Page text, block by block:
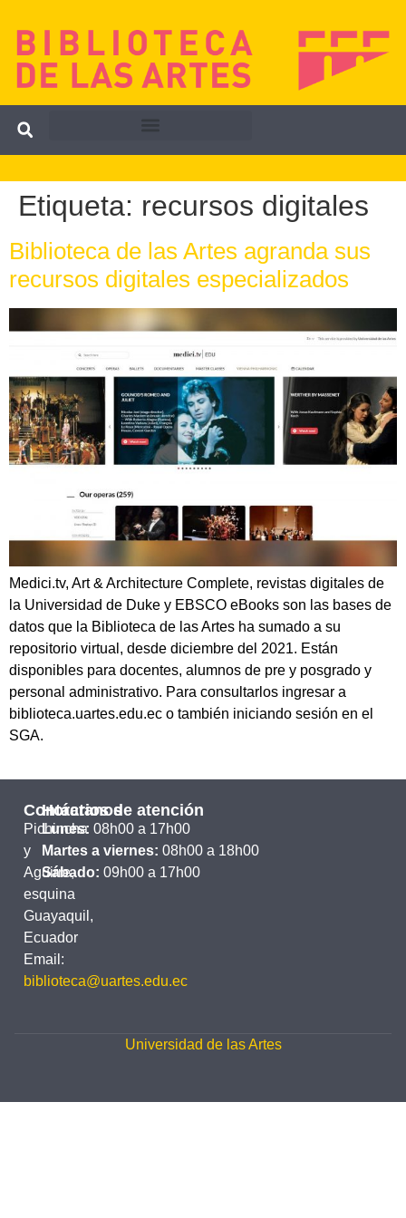
Etiqueta: recursos digitales
Biblioteca de las Artes agranda sus
recursos digitales especializados
Medici.tv, Art & Architecture Complete, revistas digitales de
la Universidad de Duke y EBSCO eBooks son las bases de
datos que la Biblioteca de las Artes ha sumado a su
repositorio virtual, desde diciembre del 2021. Están
disponibles para docentes, alumnos de pre y posgrado y
personal administrativo. Para consultarlos ingresar a
biblioteca.uartes.edu.ec o también iniciando sesión en el
SGA.
Contáctanos
Pichincha
y
Aguirre,
esquina
Guayaquil,
Ecuador
Email:
biblioteca@uartes.edu.ec
Horarios de atención
Lunes: 08h00 a 17h00
Martes a viernes: 08h00 a 18h00
Sábado: 09h00 a 17h00
Universidad de las Artes